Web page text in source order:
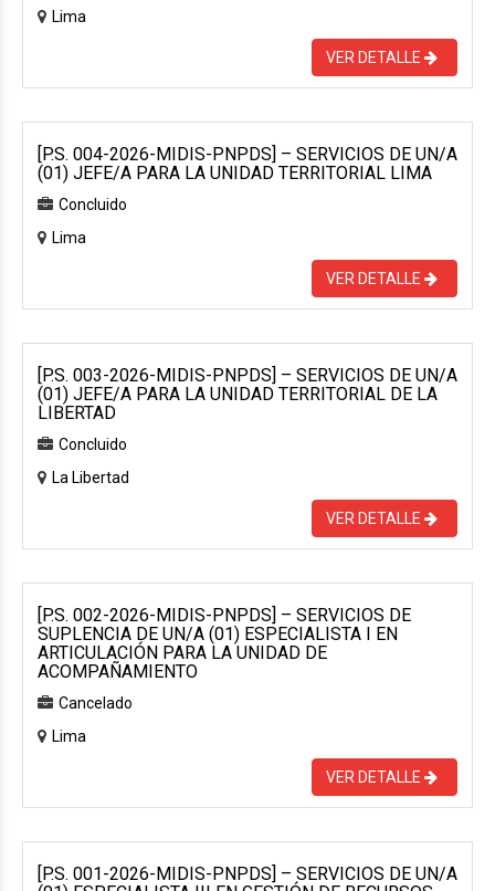
Lima
VER DETALLE
[P.S. 004-2026-MIDIS-PNPDS] – SERVICIOS DE UN/A
(01) JEFE/A PARA LA UNIDAD TERRITORIAL LIMA
Concluido
Lima
VER DETALLE
[P.S. 003-2026-MIDIS-PNPDS] – SERVICIOS DE UN/A
(01) JEFE/A PARA LA UNIDAD TERRITORIAL DE LA
LIBERTAD
Concluido
La Libertad
VER DETALLE
[P.S. 002-2026-MIDIS-PNPDS] – SERVICIOS DE
SUPLENCIA DE UN/A (01) ESPECIALISTA I EN
ARTICULACIÓN PARA LA UNIDAD DE
ACOMPAÑAMIENTO
Cancelado
Lima
VER DETALLE
[P.S. 001-2026-MIDIS-PNPDS] – SERVICIOS DE UN/A